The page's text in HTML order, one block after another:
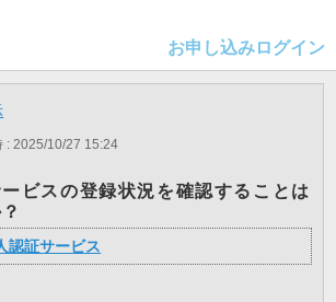
お申し込みログイン
: 2025/10/27 15:24
ビスの登録状況を確認することは
認証サービス